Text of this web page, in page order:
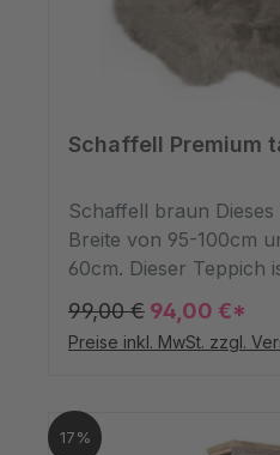
außergewöhnliche
modernen Stil.
Schaffell Premium
Schaffell braun
Breite von 95-100cm
60cm. Dieser Teppich
dank der braunen
Highlight. Im
dieses hier von
Raum, in den Sie den
99,00 € 94,00 €*
Preise inkl. MwSt. zzgl.
17%